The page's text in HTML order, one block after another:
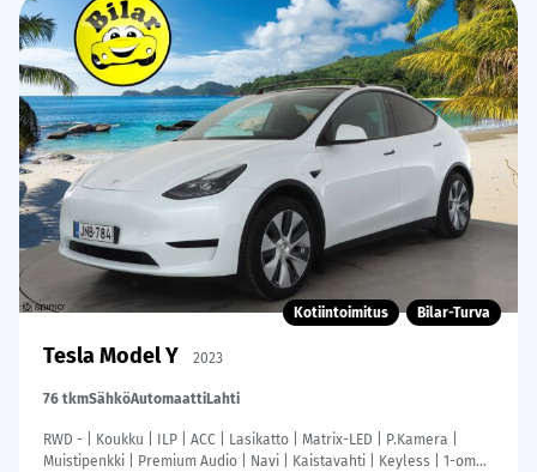
Kotiintoimitus Bilar-Turva
Tesla Model Y 2023
76 tkmSähköAutomaattiLahti
RWD - | Koukku | ILP | ACC | Lasikatto | Matrix-LED | P.Kamera |
Muistipenkki | Premium Audio | Navi | Kaistavahti | Keyless | 1-om